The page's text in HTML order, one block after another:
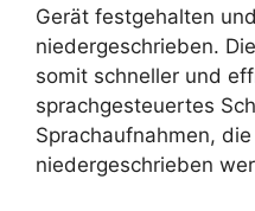
Gerät festgehalten
niedergeschrieben.
somit schneller und
sprachgesteuertes
Sprachaufnahmen,
niedergeschrieben